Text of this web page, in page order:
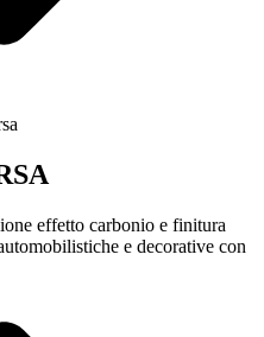
effetto carbonio e finitura
e decorative con